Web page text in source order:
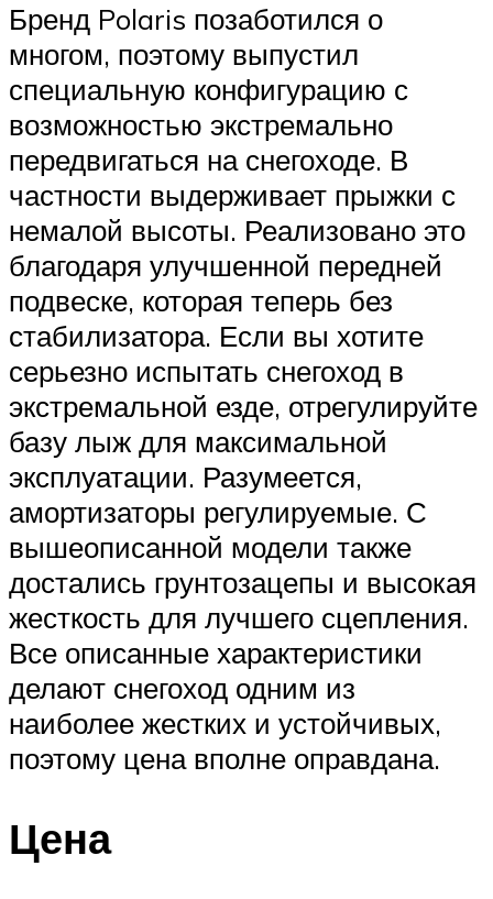
Бренд Polaris позаботился о
многом, поэтому выпустил
специальную конфигурацию с
возможностью экстремально
передвигаться на снегоходе. В
частности выдерживает прыжки с
немалой высоты. Реализовано это
благодаря улучшенной передней
подвеске, которая теперь без
стабилизатора. Если вы хотите
серьезно испытать снегоход в
экстремальной езде, отрегулируйте
базу лыж для максимальной
эксплуатации. Разумеется,
амортизаторы регулируемые. С
вышеописанной модели также
достались грунтозацепы и высокая
жесткость для лучшего сцепления.
Все описанные характеристики
делают снегоход одним из
наиболее жестких и устойчивых,
поэтому цена вполне оправдана.
Цена